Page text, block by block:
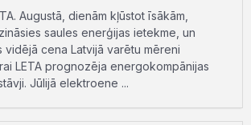
Augustā, dienām kļūstot īsākām,
saules enerģijas ietekme, un
cena Latvijā varētu mēreni
LETA prognozēja energokompānijas
Jūlijā elektroene ...